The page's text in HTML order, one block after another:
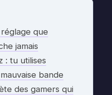
que
jamais
: tu utilises
bande
des gamers qui